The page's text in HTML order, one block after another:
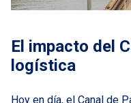
El impacto del
logística
Hoy en día, el Canal de